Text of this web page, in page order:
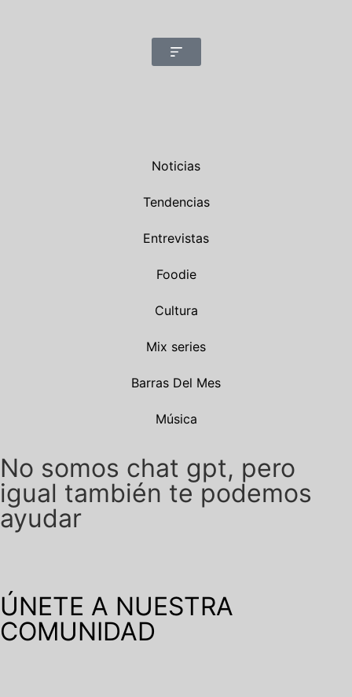
Noticias
Tendencias
Entrevistas
Foodie
Cultura
Mix series
Barras Del Mes
Música
No somos chat gpt, pero
igual también te podemos
ayudar
ÚNETE A NUESTRA
COMUNIDAD